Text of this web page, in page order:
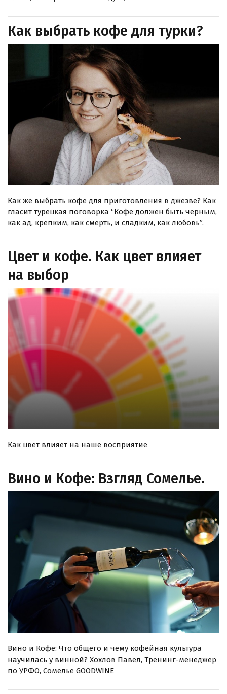
Как выбрать кофе для турки?
Как же выбрать кофе для приготовления в джезве? Как
гласит турецкая поговорка “Кофе должен быть черным,
как ад, крепким, как смерть, и сладким, как любовь”.
Цвет и кофе. Как цвет влияет
на выбор
Как цвет влияет на наше восприятие
Вино и Кофе: Взгляд Сомелье.
Вино и Кофе: Что общего и чему кофейная культура
научилась у винной? Хохлов Павел, Тренинг-менеджер
по УРФО, Сомелье GOODWINE